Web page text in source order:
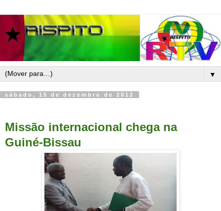
▼
sábado, 15 de dezembro de 2012
Missão internacional chega na
Guiné-Bissau